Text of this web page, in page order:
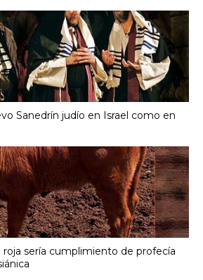
Sanedrín judío en Israel como en
sería cumplimiento de profecía